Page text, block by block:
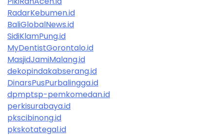
RadarKebumen.id
BaliGlobalNews.id
SidiKlamPung.id
MyDentistGorontalo.id
MasjidJamiMalang.id
dekopindakabserang.id
DinarsPusPurbalingga.id
dpmptsp-pemkomedan.id
perkisurabaya.id
pkscibinong.id
pkskotategal.id